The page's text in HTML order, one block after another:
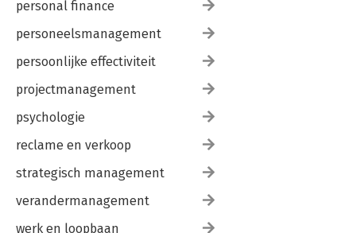
personal finance
personeelsmanagement
persoonlijke effectiviteit
projectmanagement
psychologie
reclame en verkoop
strategisch management
verandermanagement
werk en loopbaan